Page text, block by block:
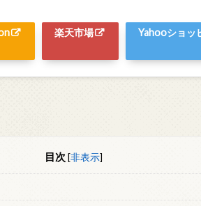
楽天市場 Yahooショッ
目次 [非表示]